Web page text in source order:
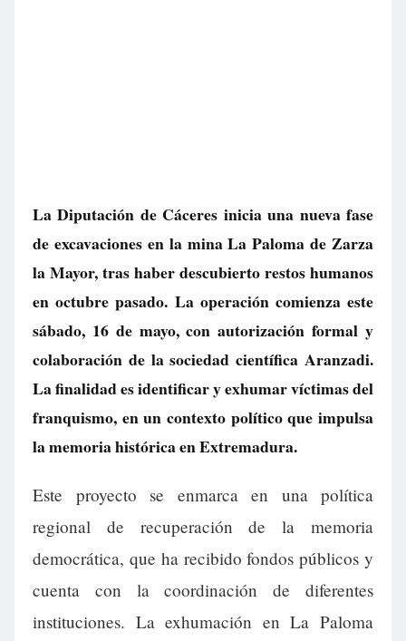
La Diputación de Cáceres inicia una nueva fase
de excavaciones en la mina La Paloma de Zarza
la Mayor, tras haber descubierto restos humanos
en octubre pasado. La operación comienza este
sábado, 16 de mayo, con autorización formal y
colaboración de la sociedad científica Aranzadi.
La finalidad es identificar y exhumar víctimas del
franquismo, en un contexto político que impulsa
la memoria histórica en Extremadura.
Este proyecto se enmarca en una política
regional de recuperación de la memoria
democrática, que ha recibido fondos públicos y
cuenta con la coordinación de diferentes
instituciones. La exhumación en La Paloma